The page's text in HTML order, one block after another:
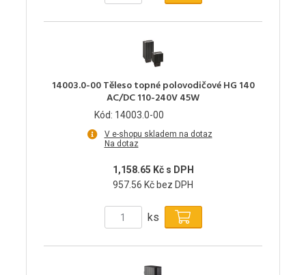
14003.0-00 Těleso topné polovodičové HG 140
AC/DC 110-240V 45W
Kód: 14003.0-00
V e-shopu skladem na dotaz
Na dotaz
1,158.65 Kč s DPH
957.56 Kč bez DPH
ks